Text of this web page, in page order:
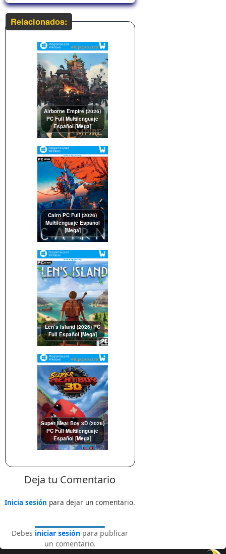
Relacionados:
Airborne Empire (2026)
PC Full Multilenguaje
Español [Mega]
Cairn PC Full (2026)
Multilenguaje Español
[Mega]
Len’s Island (2026) PC
Full Español [Mega]
Super Meat Boy 3D (2026)
PC Full Multilenguaje
Español [Mega]
Deja tu Comentario
Inicia sesión para dejar un comentario.
Debes iniciar sesión para publicar
un comentario.